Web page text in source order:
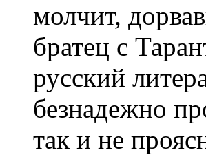
молчит,
братец с
русский
безнадежно
так и не